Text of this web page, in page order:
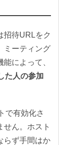
招待URLをク
ミーティング
によって、
た人の参加
で有効化さ
せん。ホスト
らず手間はか